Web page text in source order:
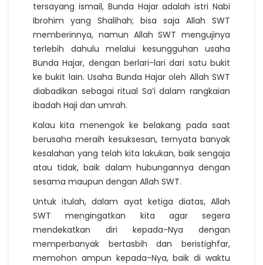
tersayang ismail, Bunda Hajar adalah istri Nabi
Ibrohim yang Shalihah; bisa saja Allah SWT
memberinnya, namun Allah SWT mengujinya
terlebih dahulu melalui kesungguhan usaha
Bunda Hajar, dengan berlari-lari dari satu bukit
ke bukit lain. Usaha Bunda Hajar oleh Allah SWT
diabadikan sebagai ritual Sa’i dalam rangkaian
ibadah Haji dan umrah.
Kalau kita menengok ke belakang pada saat
berusaha meraih kesuksesan, ternyata banyak
kesalahan yang telah kita lakukan, baik sengaja
atau tidak, baik dalam hubungannya dengan
sesama maupun dengan Allah SWT.
Untuk itulah, dalam ayat ketiga diatas, Allah
SWT mengingatkan kita agar segera
mendekatkan diri kepada-Nya dengan
memperbanyak bertasbih dan beristighfar,
memohon ampun kepada-Nya, baik di waktu